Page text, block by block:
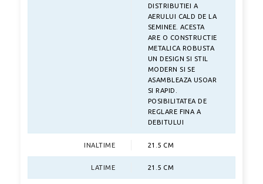
DISTRIBUTIEI A
AERULUI CALD DE LA
SEMINEE. ACESTA
ARE O CONSTRUCTIE
METALICA ROBUSTA
UN DESIGN SI STIL
MODERN SI SE
ASAMBLEAZA USOAR
SI RAPID.
POSIBILITATEA DE
REGLARE FINA A
DEBITULUI
INALTIME 21.5 CM
LATIME 21.5 CM